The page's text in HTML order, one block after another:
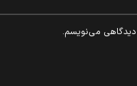
دیدگاهی می‌نویسم.